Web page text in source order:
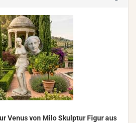
Venus von Milo Skulp­tur Figur aus